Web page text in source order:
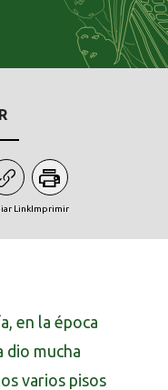
LinkImprimir
en la época
dio mucha
varios pisos